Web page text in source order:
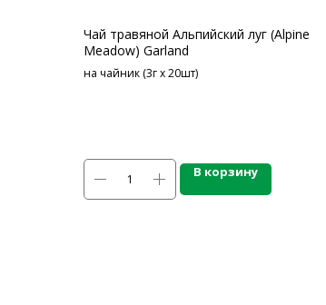
Чай травяной Альпийский луг (Alpine
Meadow) Garland
на чайник (3г х 20шт)
В корзину